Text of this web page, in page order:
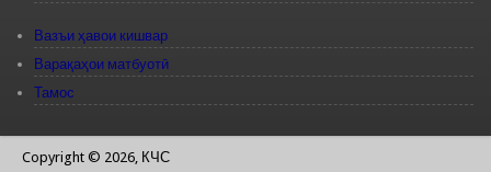
Вазъи ҳавои кишвар
Варақаҳои матбуотӣ
Тамос
Copyright © 2026, КЧС